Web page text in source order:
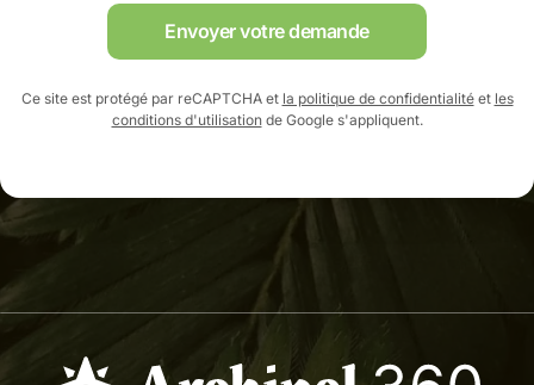
Envoyer votre demande
Ce site est protégé par reCAPTCHA et la politique de confidentialitéet les
conditions d'utilisationde Google s'appliquent.